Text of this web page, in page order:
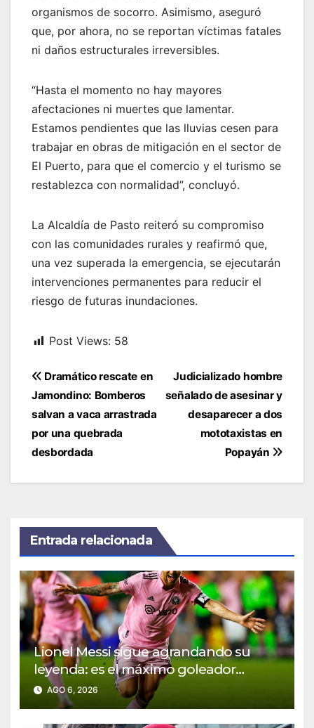
organismos de socorro. Asimismo, aseguró
que, por ahora, no se reportan víctimas fatales
ni daños estructurales irreversibles.
“Hasta el momento no hay mayores
afectaciones ni muertes que lamentar.
Estamos pendientes que las lluvias cesen para
trabajar en obras de mitigación en el sector de
El Puerto, para que el comercio y el turismo se
restablezca con normalidad”, concluyó.
La Alcaldía de Pasto reiteró su compromiso
con las comunidades rurales y reafirmó que,
una vez superada la emergencia, se ejecutarán
intervenciones permanentes para reducir el
riesgo de futuras inundaciones.
Post Views: 58
Navegación
de
entradas
Judicializado hombre
señalado de asesinar y
desaparecer a dos
mototaxistas en
Popayán
Dramático rescate en
Jamondino: Bomberos
salvan a vaca arrastrada
por una quebrada
desbordada
Entrada relacionada
Lionel Messi sigue agrandando su
leyenda: es el máximo goleador
histórico de la Leagues Cup
AGO 6, 2026